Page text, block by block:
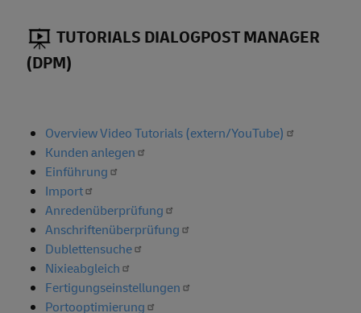
TUTORIALS DIALOGPOST MANAGER
(DPM)
Overview Video Tutorials (extern/YouTube)
Kunden anlegen
Einführung
Import
Anredenüberprüfung
Anschriftenüberprüfung
Dublettensuche
Nixieabgleich
Fertigungseinstellungen
Portooptimierung